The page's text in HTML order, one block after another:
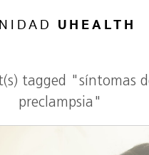
UHEALTH
tagged "síntomas
preclampsia"